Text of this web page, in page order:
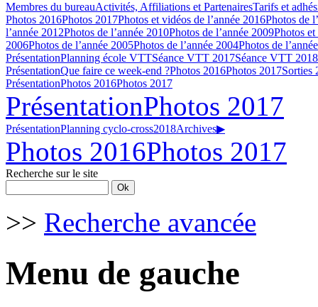
Membres du bureauActivités, Affiliations et PartenairesTarifs et
Photos 2016Photos 2017Photos et vidéos de l’année 2016Photos de
l’année 2012Photos de l’année 2010Photos de l’année 2009Photos et
2006Photos de l’année 2005Photos de l’année 2004Photos de
PrésentationPlanning école VTTSéance VTT 2017Séance VTT 2018
PrésentationQue faire ce week-end ?Photos 2016Photos 2017Sorties
PrésentationPhotos 2016Photos 2017
PrésentationPhotos 2017
PrésentationPlanning cyclo-cross2018Archives▶
Photos 2016Photos 2017
Recherche sur le site
>> Recherche avancée
Menu de gauche